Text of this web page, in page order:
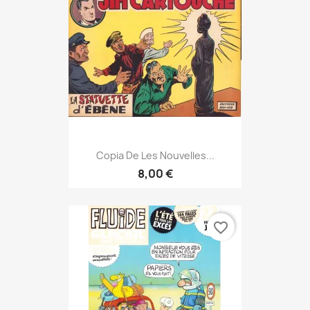
Copia De Les Nouvelles...
8,00 €
favorite_border